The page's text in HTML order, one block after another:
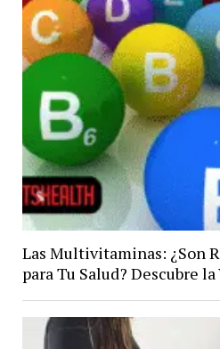
Las Multivitaminas: ¿Son
para Tu Salud? Descubre